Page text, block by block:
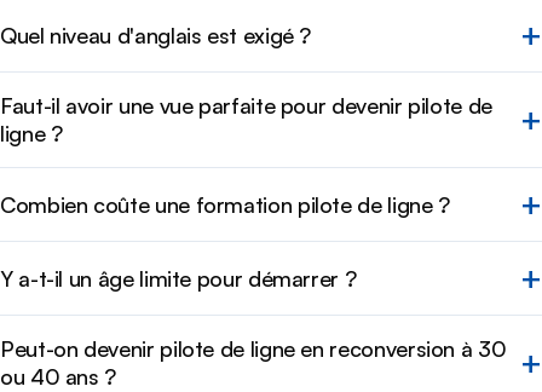
Quel niveau d'anglais est exigé ?
Faut-il avoir une vue parfaite pour devenir pilote de
ligne ?
Combien coûte une formation pilote de ligne ?
Y a-t-il un âge limite pour démarrer ?
Peut-on devenir pilote de ligne en reconversion à 30
ou 40 ans ?